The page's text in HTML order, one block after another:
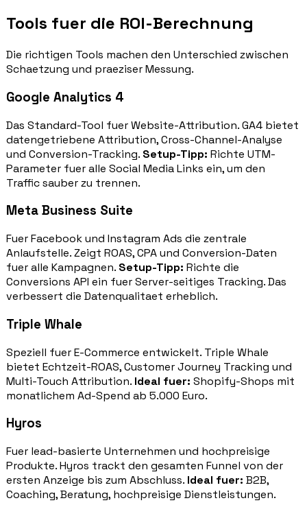
Tools fuer die ROI-Berechnung
Die richtigen Tools machen den Unterschied zwischen
Schaetzung und praeziser Messung.
Google Analytics 4
Das Standard-Tool fuer Website-Attribution. GA4 bietet
datengetriebene Attribution, Cross-Channel-Analyse
und Conversion-Tracking. Setup-Tipp: Richte UTM-
Parameter fuer alle Social Media Links ein, um den
Traffic sauber zu trennen.
Meta Business Suite
Fuer Facebook und Instagram Ads die zentrale
Anlaufstelle. Zeigt ROAS, CPA und Conversion-Daten
fuer alle Kampagnen. Setup-Tipp: Richte die
Conversions API ein fuer Server-seitiges Tracking. Das
verbessert die Datenqualitaet erheblich.
Triple Whale
Speziell fuer E-Commerce entwickelt. Triple Whale
bietet Echtzeit-ROAS, Customer Journey Tracking und
Multi-Touch Attribution. Ideal fuer: Shopify-Shops mit
monatlichem Ad-Spend ab 5.000 Euro.
Hyros
Fuer lead-basierte Unternehmen und hochpreisige
Produkte. Hyros trackt den gesamten Funnel von der
ersten Anzeige bis zum Abschluss. Ideal fuer: B2B,
Coaching, Beratung, hochpreisige Dienstleistungen.